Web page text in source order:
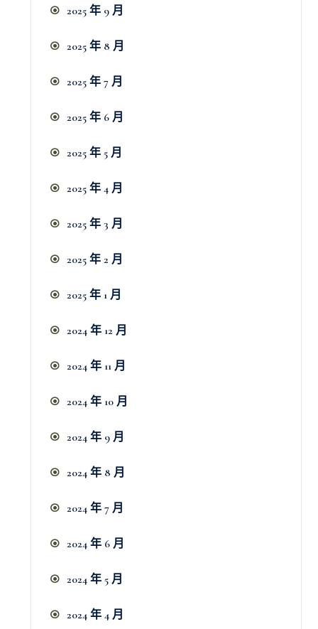
2025 年 9 月
2025 年 8 月
2025 年 7 月
2025 年 6 月
2025 年 5 月
2025 年 4 月
2025 年 3 月
2025 年 2 月
2025 年 1 月
2024 年 12 月
2024 年 11 月
2024 年 10 月
2024 年 9 月
2024 年 8 月
2024 年 7 月
2024 年 6 月
2024 年 5 月
2024 年 4 月